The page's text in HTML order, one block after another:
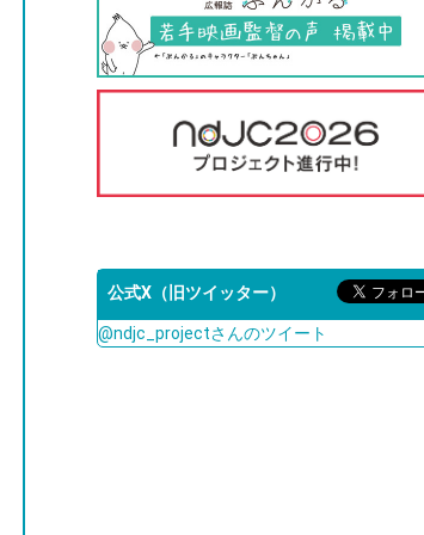
公式X（旧ツイッター）
@ndjc_projectさんのツイート